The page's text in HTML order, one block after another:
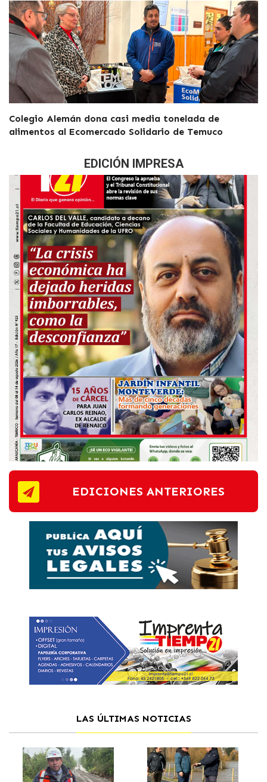
Colegio Alemán dona casi media tonelada de
alimentos al Ecomercado Solidario de Temuco
EDICIÓN IMPRESA
EDICIONES ANTERIORES
LAS ÚLTIMAS NOTICIAS